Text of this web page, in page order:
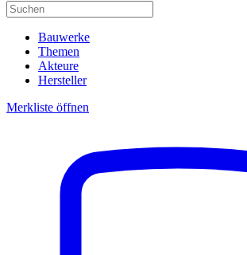
Bauwerke
Themen
Akteure
Hersteller
Merkliste öffnen